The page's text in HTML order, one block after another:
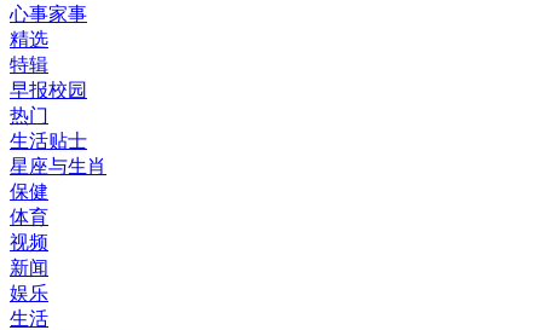
心事家事
精选
特辑
早报校园
热门
生活贴士
星座与生肖
保健
体育
视频
新闻
娱乐
生活